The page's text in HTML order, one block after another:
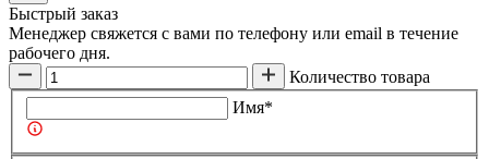
Быстрый заказ
Менеджер свяжется с вами по телефону или email в течение
рабочего дня.
Количество товара
Имя*